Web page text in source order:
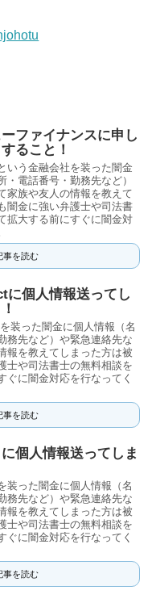
ーファイナンスに申し
ること！
いう金融会社を装った闇金
・電話番号・勤務先など）
家族や友人の情報を教えて
闇金に強い弁護士や司法書
拡大する前にすぐに闇金対
事を読む
に個人情報送ってし
装った闇金に個人情報（名
務先など）や緊急連絡先な
報を教えてしまった方は被
士や司法書士の無料相談を
ぐに闇金対応を行なってく
事を読む
個人情報送ってしま
装った闇金に個人情報（名
務先など）や緊急連絡先な
報を教えてしまった方は被
士や司法書士の無料相談を
ぐに闇金対応を行なってく
事を読む